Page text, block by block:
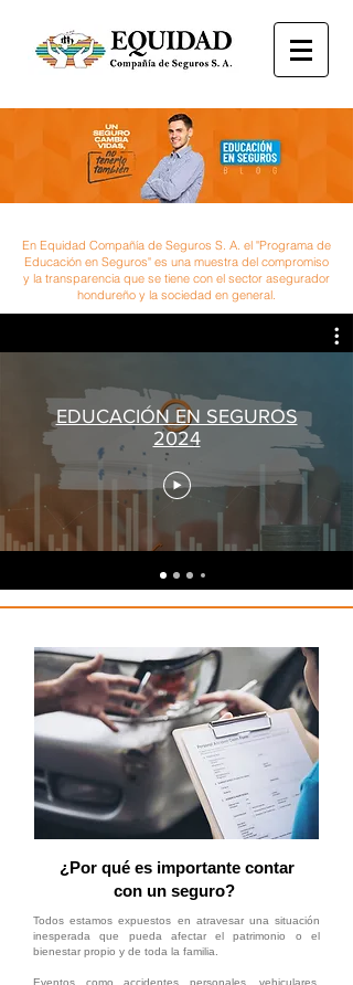
En Equidad Compañía de Seguros S. A. el "Programa de
Educación en Seguros" es una muestra del compromiso
y la transparencia que se tiene con el sector asegurador
hondureño y la sociedad en general.
EDUCACIÓN EN SEGUROS
2024
¿Por qué es importante contar
con un seguro?
Todos estamos expuestos en atravesar una situación
inesperada que pueda afectar el patrimonio o el
bienestar propio y de toda la familia.
Eventos como accidentes personales, vehiculares,